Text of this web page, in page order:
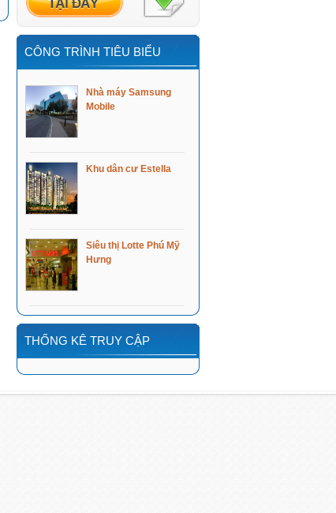
CÔNG TRÌNH TIÊU BIỂU
Nhà máy Samsung
Mobile
Khu dân cư Estella
Siêu thị Lotte Phú Mỹ
Hưng
THỐNG KÊ TRUY CẬP